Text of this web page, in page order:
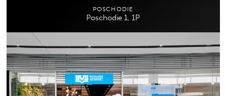
POSCHODIE
Poschodie 1, 1P